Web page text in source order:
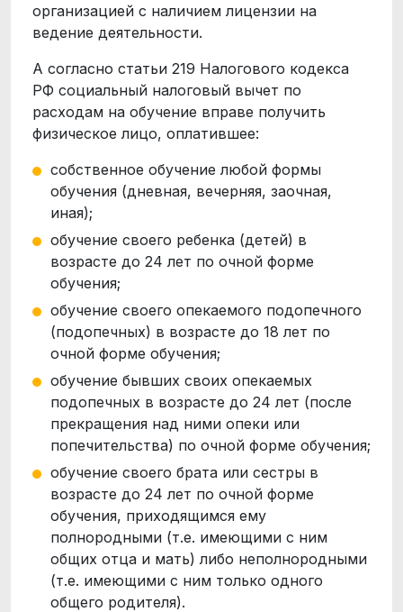
организацией с наличием лицензии на
ведение деятельности.
А согласно статьи 219 Налогового кодекса
РФ социальный налоговый вычет по
расходам на обучение вправе получить
физическое лицо, оплатившее:
собственное обучение любой формы
обучения (дневная, вечерняя, заочная,
иная);
обучение своего ребенка (детей) в
возрасте до 24 лет по очной форме
обучения;
обучение своего опекаемого подопечного
(подопечных) в возрасте до 18 лет по
очной форме обучения;
обучение бывших своих опекаемых
подопечных в возрасте до 24 лет (после
прекращения над ними опеки или
попечительства) по очной форме обучения;
обучение своего брата или сестры в
возрасте до 24 лет по очной форме
обучения, приходящимся ему
полнородными (т.е. имеющими с ним
общих отца и мать) либо неполнородными
(т.е. имеющими с ним только одного
общего родителя).